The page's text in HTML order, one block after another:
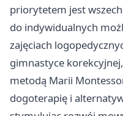
priorytetem jest
do indywidualnych
zajęciach
gimnastyce
metodą Marii
dogoterapię i